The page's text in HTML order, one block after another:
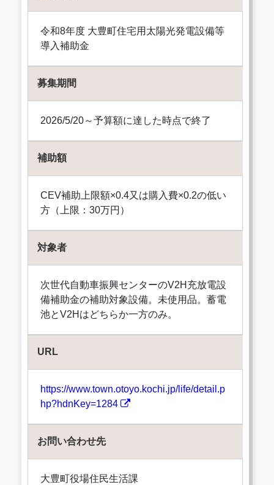
令和8年度 大豊町住宅用太陽光発電設備等
導入補助金
募集期間
2026/5/20～予算額に達した時点で終了
補助額
CEV補助上限額×0.4又は購入費×0.2の低い
方（上限：30万円）
対象者
次世代自動車振興センターのV2H充放電設
備補助金の補助対象設備。未使用品。蓄電
池とV2Hはどちらか一方のみ。
URL
https://www.town.otoyo.kochi.jp/life/detail.p
hp?hdnKey=1284
お問い合わせ先
大豊町役場住民生活課